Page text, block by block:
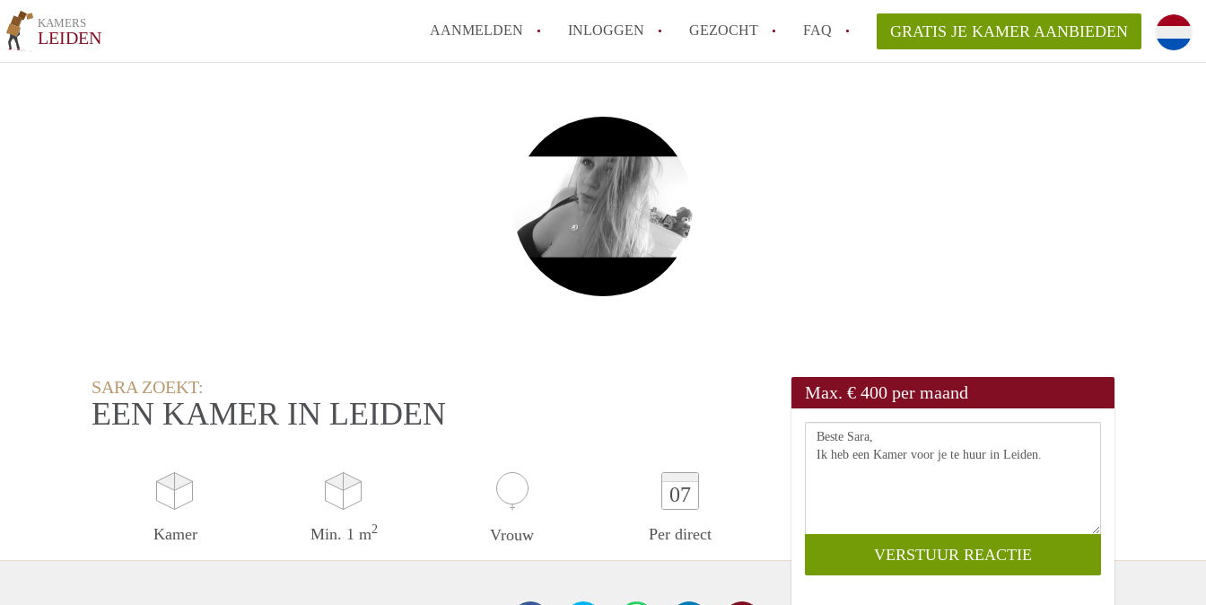
KAMERS
LEIDEN AANMELDEN INLOGGEN GEZOCHT FAQ
Wat is KamersLeiden?
Wat is de privacyverklaring van KamersLeiden?
Berekent KamersLeiden makelaarsvergoeding/bemiddelingsvergoeding?
Alle veelgestelde vragen
GRATIS JE KAMER AANBIEDEN
SARA ZOEKT:
EEN KAMER IN LEIDEN
Kamer Min. 1 m2 Vrouw
07
Per direct
Max. € 400 per maand